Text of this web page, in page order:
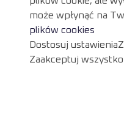
może wpłynąć na
plików cookies
Dostosuj ustawienia
Zaakceptuj wszystko